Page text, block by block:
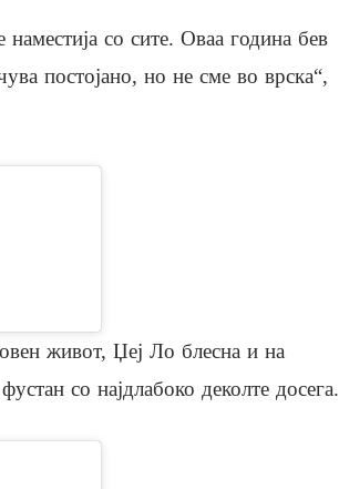
со сите. Оваа година бев
постојано, но не сме во врска“,
живот, Џеј Ло блесна и на
со најдлабоко деколте досега.